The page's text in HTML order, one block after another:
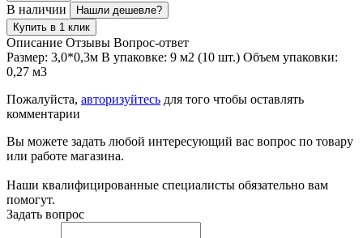
В наличии
Нашли дешевле?
Купить в 1 клик
Описание Отзывы Вопрос-ответ
Размер: 3,0*0,3м В упаковке: 9 м2 (10 шт.) Объем упаковки:
0,27 м3
Пожалуйста, авторизуйтесь для того чтобы оставлять
комментарии
Вы можете задать любой интересующий вас вопрос по товару
или работе магазина.
Наши квалифицированные специалисты обязательно вам
помогут.
Задать вопрос